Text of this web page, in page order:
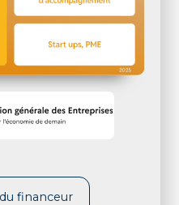
financeur